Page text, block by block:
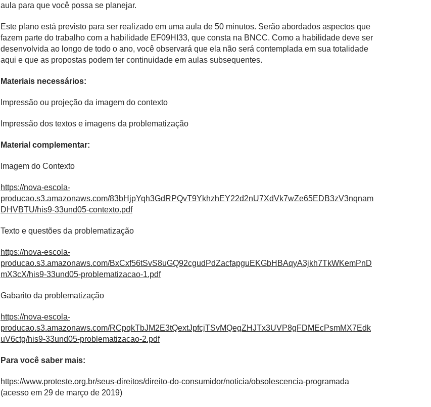
aula para que você possa se planejar.
Este plano está previsto para ser realizado em uma aula de 50 minutos. Serão abordados aspectos que
fazem parte do trabalho com a habilidade EF09HI33, que consta na BNCC. Como a habilidade deve ser
desenvolvida ao longo de todo o ano, você observará que ela não será contemplada em sua totalidade
aqui e que as propostas podem ter continuidade em aulas subsequentes.
Materiais necessários:
Impressão ou projeção da imagem do contexto
Impressão dos textos e imagens da problematização
Material complementar:
Imagem do Contexto
https://nova-escola-
producao.s3.amazonaws.com/83bHjpYqh3GdRPQvT9YkhzhEY22d2nU7XdVk7wZe65EDB3zV3nqnam
DHVBTU/his9-33und05-contexto.pdf
Texto e questões da problematização
https://nova-escola-
producao.s3.amazonaws.com/BxCxf56tSvS8uGQ92cgudPdZacfapguEKGbHBAqyA3jkh7TkWKemPnD
mX3cX/his9-33und05-problematizacao-1.pdf
Gabarito da problematização
https://nova-escola-
producao.s3.amazonaws.com/RCpqkTbJM2E3tQextJpfcjTSvMQegZHJTx3UVP8gFDMEcPsmMX7Edk
uV6ctg/his9-33und05-problematizacao-2.pdf
Para você saber mais:
https://www.proteste.org.br/seus-direitos/direito-do-consumidor/noticia/obsolescencia-programada
(acesso em 29 de março de 2019)